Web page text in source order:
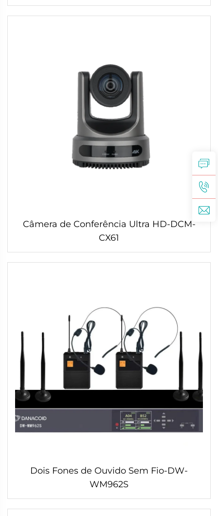
Câmera de Conferência Ultra HD-DCM-
CX61
Dois Fones de Ouvido Sem Fio-DW-
WM962S